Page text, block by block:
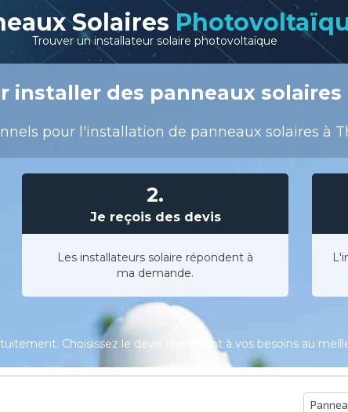
Solaires
Trouver un installateur solaire photovoltaïque
installer des panneaux
pour l'installation de panneaux solaires à
2.
Je reçois des devis
Les installateurs solaire répondent à
ma demande.
Choisissez le devis répondant à vos besoins au